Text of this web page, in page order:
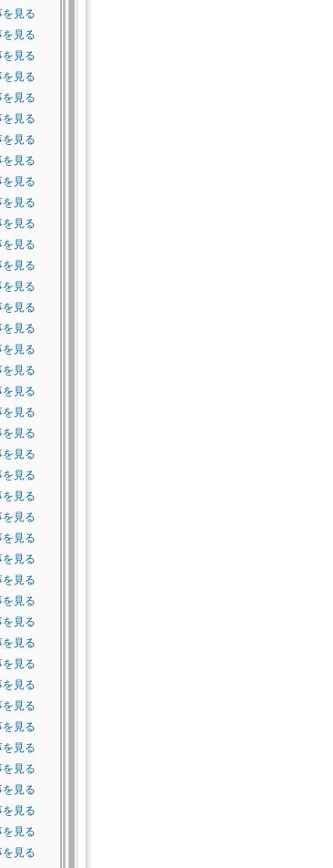
を見る
を見る
を見る
を見る
を見る
を見る
を見る
を見る
を見る
を見る
を見る
を見る
を見る
を見る
を見る
を見る
を見る
を見る
を見る
を見る
を見る
を見る
を見る
を見る
を見る
を見る
を見る
を見る
を見る
を見る
を見る
を見る
を見る
を見る
を見る
を見る
を見る
を見る
を見る
を見る
を見る